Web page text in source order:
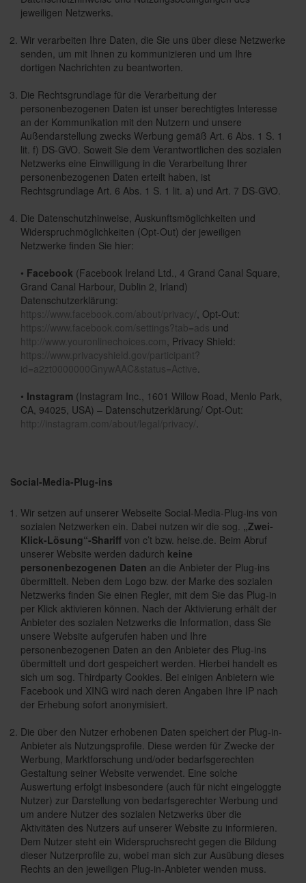
jeweiligen Netzwerks.
Wir verarbeiten Ihre Daten, die Sie uns über diese Netzwerke
senden, um mit Ihnen zu kommunizieren und um Ihre
dortigen Nachrichten zu beantworten.
Die Rechtsgrundlage für die Verarbeitung der
personenbezogenen Daten ist unser berechtigtes Interesse
an der Kommunikation mit den Nutzern und unsere
Außendarstellung zwecks Werbung gemäß Art. 6 Abs. 1 S. 1
lit. f) DS-GVO. Soweit Sie dem Verantwortlichen des sozialen
Netzwerks eine Einwilligung in die Verarbeitung Ihrer
personenbezogenen Daten erteilt haben, ist
Rechtsgrundlage Art. 6 Abs. 1 S. 1 lit. a) und Art. 7 DS-GVO.
Die Datenschutzhinweise, Auskunftsmöglichkeiten und
Widerspruchmöglichkeiten (Opt-Out) der jeweiligen
Netzwerke finden Sie hier:
• Facebook (Facebook Ireland Ltd., 4 Grand Canal Square,
Grand Canal Harbour, Dublin 2, Irland)
Datenschutzerklärung:
https://www.facebook.com/about/privacy/ , Opt-Out:
https://www.facebook.com/settings?tab=ads und
http://www.youronlinechoices.com , Privacy Shield:
https://www.privacyshield.gov/participant?
id=a2zt0000000GnywAAC&status=Active.
• Instagram (Instagram Inc., 1601 Willow Road, Menlo Park,
CA, 94025, USA) – Datenschutzerklärung/ Opt-Out:
http://instagram.com/about/legal/privacy/ .
Social-Media-Plug-ins
Wir setzen auf unserer Webseite Social-Media-Plug-ins von
sozialen Netzwerken ein. Dabei nutzen wir die sog. „Zwei-
Klick-Lösung“-Shariff von c’t bzw. heise.de. Beim Abruf
unserer Website werden dadurch keine
personenbezogenen Daten an die Anbieter der Plug-ins
übermittelt. Neben dem Logo bzw. der Marke des sozialen
Netzwerks finden Sie einen Regler, mit dem Sie das Plug-in
per Klick aktivieren können. Nach der Aktivierung erhält der
Anbieter des sozialen Netzwerks die Information, dass Sie
unsere Website aufgerufen haben und Ihre
personenbezogenen Daten an den Anbieter des Plug-ins
übermittelt und dort gespeichert werden. Hierbei handelt es
sich um sog. Thirdparty Cookies. Bei einigen Anbietern wie
Facebook und XING wird nach deren Angaben Ihre IP nach
der Erhebung sofort anonymisiert.
Die über den Nutzer erhobenen Daten speichert der Plug-in-
Anbieter als Nutzungsprofile. Diese werden für Zwecke der
Werbung, Marktforschung und/oder bedarfsgerechten
Gestaltung seiner Website verwendet. Eine solche
Auswertung erfolgt insbesondere (auch für nicht eingeloggte
Nutzer) zur Darstellung von bedarfsgerechter Werbung und
um andere Nutzer des sozialen Netzwerks über die
Aktivitäten des Nutzers auf unserer Website zu informieren.
Dem Nutzer steht ein Widerspruchsrecht gegen die Bildung
dieser Nutzerprofile zu, wobei man sich zur Ausübung dieses
Rechts an den jeweiligen Plug-in-Anbieter wenden muss.